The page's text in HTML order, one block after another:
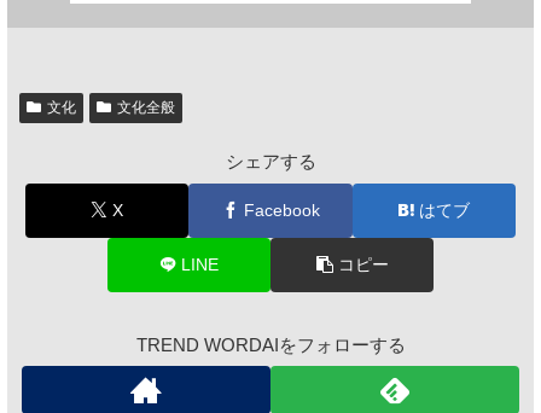
文化 文化全般
シェアする
X Facebook はてブ
LINE コピー
TREND WORDAIをフォローする